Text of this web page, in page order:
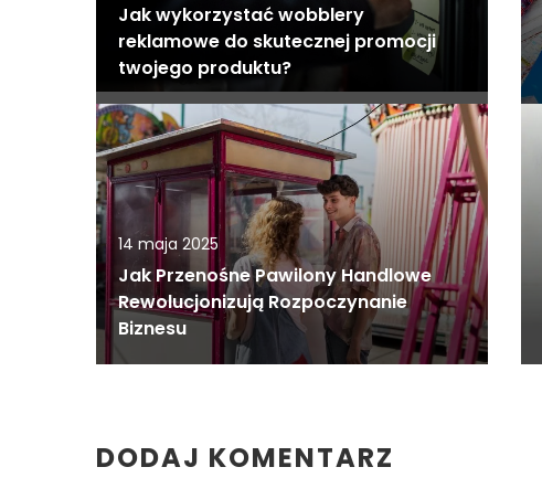
Jak wykorzystać wobblery
reklamowe do skutecznej promocji
twojego produktu?
14 maja 2025
Jak Przenośne Pawilony Handlowe
Rewolucjonizują Rozpoczynanie
Biznesu
DODAJ KOMENTARZ